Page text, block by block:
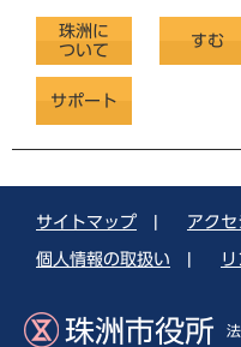
珠洲に
ついて
すむ
サポート
サイトマップ アク
個人情報の取扱い
珠洲市役所